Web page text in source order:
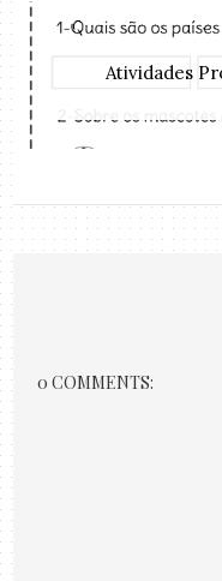
Atividades
0 COMMENTS: